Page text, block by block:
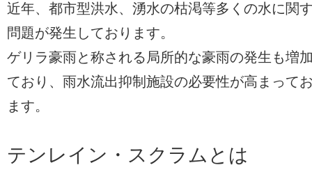
近年、都市型洪水、湧水の枯渇等多くの水に関
問題が発生しております。
ゲリラ豪雨と称される局所的な豪雨の発生も増
ており、雨水流出抑制施設の必要性が高まって
ます。
テンレイン・スクラムとは